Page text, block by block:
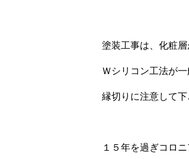
塗装工事は、化粧層
Ｗシリコン工法が一
縁切りに注意して下
１５年を過ぎコロ